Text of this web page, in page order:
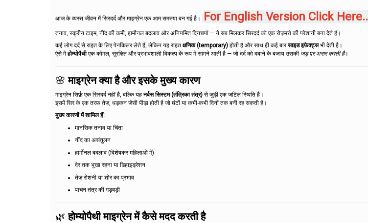
आज के व्यस्त जीवन में सिरदर्द और माइग्रेन एक आम समस्या बन गई है। For English Version Click Here..
तनाव, स्क्रीन टाइम, नींद की कमी, हार्मोनल बदलाव और अनियमित दिनचर्या — ये सब मिलकर सिरदर्द को एक रोज़मर्रा की परेशानी बना देते हैं।
कई लोग दर्द से राहत के लिए पेनकिलर लेते हैं, लेकिन यह राहत क्षणिक (temporary) होती है और साथ ही कई बारसाइड इफ़ेक्ट्सभी देती है।
ऐसे मेंहोम्योपैथीएक कोमल, सुरक्षित और प्रभावशाली विकल्प के रूप में सामने आती है — जो दर्द को दबाने के बजाय उसकी जड़ पर असर करती है।
🌸माइग्रेन क्या है और इसके मुख्य कारण
माइग्रेन सिर्फ़ एक सिरदर्द नहीं है, बल्कि यहनर्वस सिस्टम (तंत्रिका तंत्र) से जुड़ी एक जटिल स्थिति है।
इसमें सिर के एक तरफ़ तेज़, धड़कन जैसी पीड़ा होती है जो घंटों या कभी-कभी दिनों तक बनी रह सकती है।
मुख्य कारणों में शामिल हैं:
मानसिक तनाव या चिंता
नींद का असंतुलन
हार्मोनल बदलाव (विशेषकर महिलाओं में)
देर तक भूखा रहना या डिहाइड्रेशन
तेज़ रोशनी या शोर का प्रभाव
पाचन तंत्र की गड़बड़ी
🌿होम्योपैथी माइग्रेन में कैसे मदद करती है